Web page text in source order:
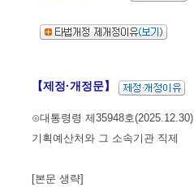
【제정·개정문】
⊙대통령령 제35948호(2025.12.30)
기획예산처와 그 소속기관 직제
[본문 생략]